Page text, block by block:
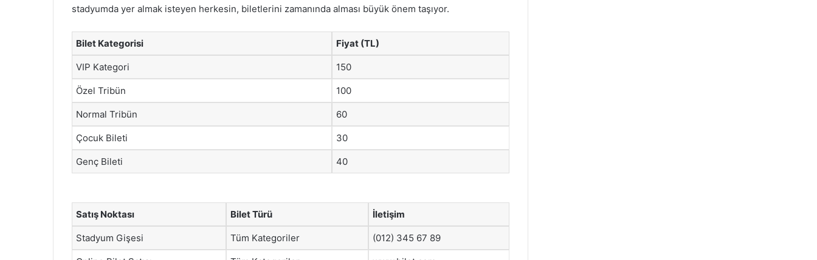
stadyumda yer almak isteyen herkesin, biletlerini zamanında alması büyük önem taşıyor.
Bilet Kategorisi Fiyat (TL)
VIP Kategori 150
Özel Tribün 100
Normal Tribün 60
Çocuk Bileti 30
Genç Bileti 40
Satış Noktası Bilet Türü İletişim
Stadyum Gişesi Tüm Kategoriler (012) 345 67 89